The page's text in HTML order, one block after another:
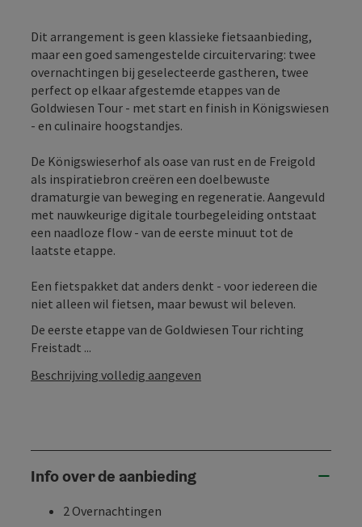
Dit arrangement is geen klassieke fietsaanbieding,
maar een goed samengestelde circuitervaring: twee
overnachtingen bij geselecteerde gastheren, twee
perfect op elkaar afgestemde etappes van de
Goldwiesen Tour - met start en finish in Königswiesen
- en culinaire hoogstandjes.
De Königswieserhof als oase van rust en de Freigold
als inspiratiebron creëren een doelbewuste
dramaturgie van beweging en regeneratie. Aangevuld
met nauwkeurige digitale tourbegeleiding ontstaat
een naadloze flow - van de eerste minuut tot de
laatste etappe.
Een fietspakket dat anders denkt - voor iedereen die
niet alleen wil fietsen, maar bewust wil beleven.
De eerste etappe van de Goldwiesen Tour richting
Freistadt ...
Beschrijving volledig aangeven
Info over de aanbieding
2 Overnachtingen